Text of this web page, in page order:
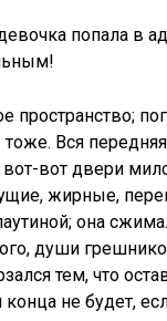
попала в
пространство;
тоже. Вся
вот двери
жирные,
она
души
тем, что
не будет,